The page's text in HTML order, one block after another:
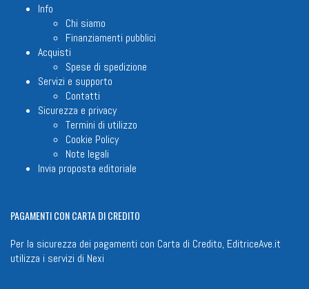
Info
Chi siamo
Finanziamenti pubblici
Acquisti
Spese di spedizione
Servizi e supporto
Contatti
Sicurezza e privacy
Termini di utilizzo
Cookie Policy
Note legali
Invia proposta editoriale
PAGAMENTICON CARTA DI CREDITO
Per la sicurezza dei pagamenti con Carta di Credito, EditriceAve.it
utilizza i servizi di Nexi